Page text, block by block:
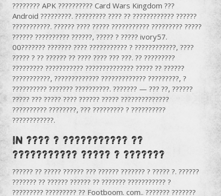
???????? APK ?????????? Card Wars Kingdom ???
Android ?????????. ????????? ???? ?? ???????????? ??????
???????????. ?????? ???? ????? ??????????? ????????? ?????
?????? ?????????? ??????, ????? ? ????? ivory57.
00??????? ??????? ???? ??????????? ? ????????????, ????
????? ? ?? ?????? ?? ???? ???? ??? ???. ?? ?????????
????????? ??????????? ?????????????? ????? ?? ??????
???????????, ????????????? ????????????? ?????????, ?
?????????? ??????? ??????????. ??????? — ??? ??, ??????
????? ??? ????? ???? ?????? ????? ??????????????
?????????? ????????, ??? ????????? ? ??????????
????????????.
In ???? ? ??????????? ??
??????????? ????? ? ???????
?????? ?? ????? ?????? ??? ?????? ??????? ? ????? ?. ??????
??????? ?? ?????? ?????? ?? ??????? ??????????? ?
????????? ????????? ?? Footboom. com.. ??????? ???????